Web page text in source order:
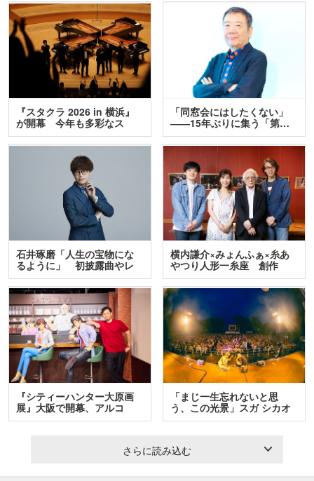
『スタクラ 2026 in 横浜』
が開幕 今年も多彩なス
テ…
「同窓会にはしたくない」
――15年ぶりに集う「第…
石井琢磨「人生の宝物にな
るように」 初披露曲やレ
ア…
横内謙介×みょんふぁ×糸あ
やつり人形一糸座 創作
人…
『シティーハンター大原画
展』大阪で開幕、アルコ
＆…
「まじ一生忘れないと思
う、この光景」スガ シカオ
と…
さらに読み込む